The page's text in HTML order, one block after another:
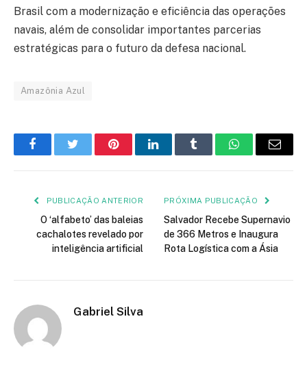
Brasil com a modernização e eficiência das operações
navais, além de consolidar importantes parcerias
estratégicas para o futuro da defesa nacional.
Amazônia Azul
FacebookTwitter PinterestLinkedInTumblr WhatsApp
E-
PUBLICAÇÃO ANTERIOR
O ‘alfabeto’ das baleias
cachalotes revelado por
inteligência artificial
PRÓXIMA PUBLICAÇÃO
Salvador Recebe Supernavio
de 366 Metros e Inaugura
Rota Logística com a Ásia
Gabriel Silva